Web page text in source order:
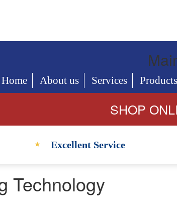
Home About us Services Products
SHOP
★ Excellent Service
Technology